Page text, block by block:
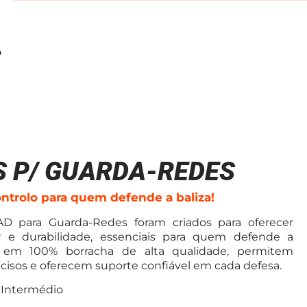
P/ GUARDA-REDES
para quem defende a baliza!
para Guarda-Redes foram criados para oferecer
e durabilidade, essenciais para quem defende a
em 100% borracha de alta qualidade, permitem
e oferecem suporte confiável em cada defesa.
Intermédio